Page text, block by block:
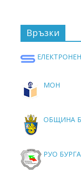
Връзки
МОН
ОБЩИНА
РУО